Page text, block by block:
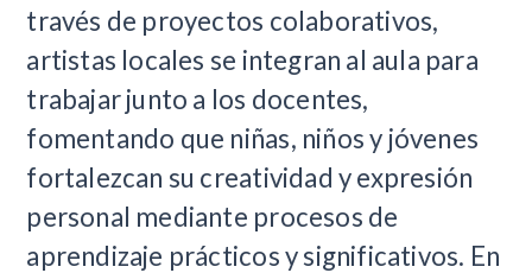
través de proyectos colaborativos,
artistas locales se integran al aula para
trabajar junto a los docentes,
fomentando que niñas, niños y jóvenes
fortalezcan su creatividad y expresión
personal mediante procesos de
aprendizaje prácticos y significativos. En